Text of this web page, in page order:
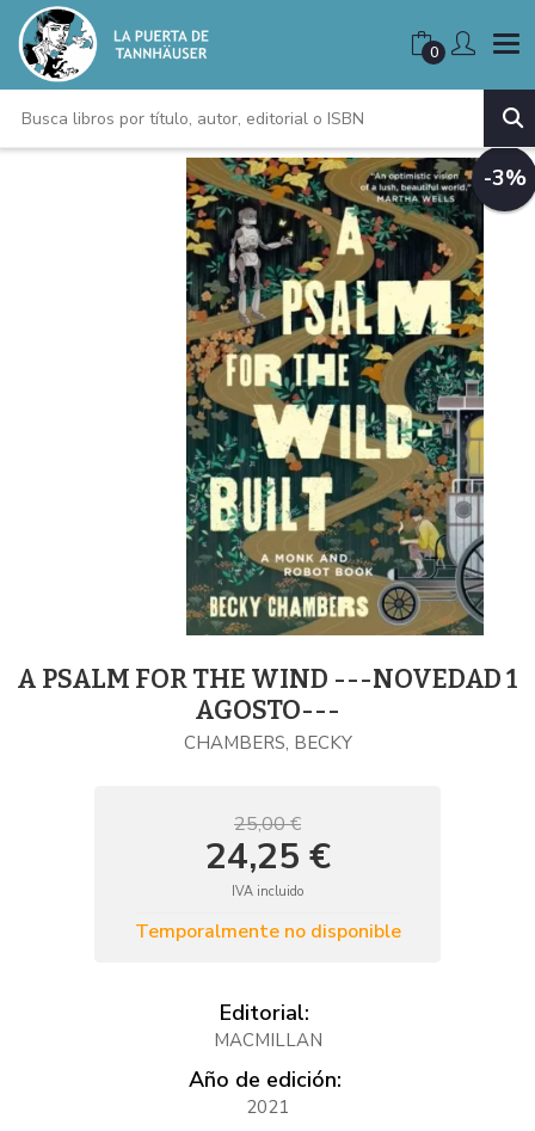
0
-3%
A PSALM FOR THE WIND ---NOVEDAD 1
AGOSTO---
CHAMBERS, BECKY
25,00 €
24,25 €
IVA incluido
Temporalmente no disponible
Editorial:
MACMILLAN
Año de edición:
2021